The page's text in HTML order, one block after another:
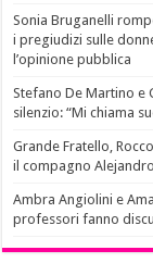
Sonia Bruganelli
i pregiudizi sulle
l’opinione pubblica
Stefano De Martino e
silenzio: “Mi chiama
Grande Fratello,
il compagno
Ambra Angiolini e
professori fanno